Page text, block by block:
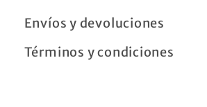
Envíos y devoluciones
Términos y condiciones